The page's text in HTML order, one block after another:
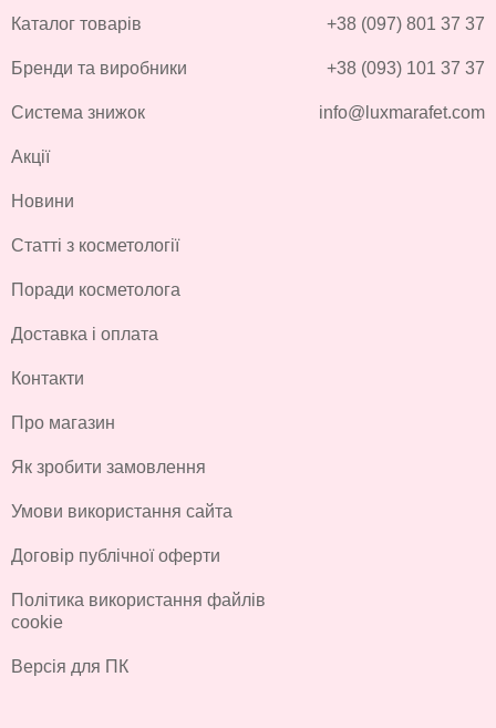
Каталог товарів
Бренди та виробники
Система знижок
Акції
Новини
Статті з косметології
Поради косметолога
Доставка і оплата
Контакти
Про магазин
Як зробити замовлення
Умови використання сайта
Договір публічної оферти
Політика використання файлів
cookie
Версія для ПК
+38 (097) 801 37 37
+38 (093) 101 37 37
info@luxmarafet.com